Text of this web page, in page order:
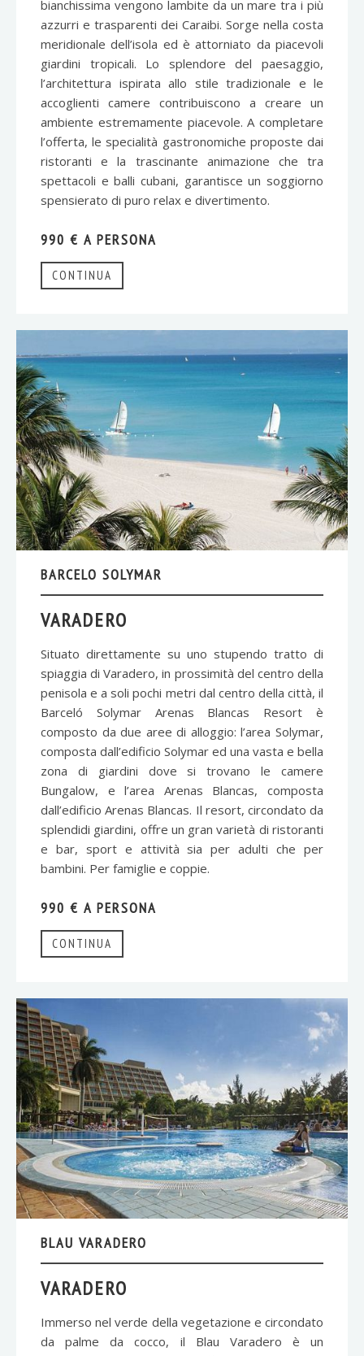
bianchissima vengono lambite da un mare tra i più
azzurri e trasparenti dei Caraibi. Sorge nella costa
meridionale dell’isola ed è attorniato da piacevoli
giardini tropicali. Lo splendore del paesaggio,
l’architettura ispirata allo stile tradizionale e le
accoglienti camere contribuiscono a creare un
ambiente estremamente piacevole. A completare
l’offerta, le specialità gastronomiche proposte dai
ristoranti e la trascinante animazione che tra
spettacoli e balli cubani, garantisce un soggiorno
spensierato di puro relax e divertimento.
990 € A PERSONA
CONTINUA
BARCELO SOLYMAR
VARADERO
Situato direttamente su uno stupendo tratto di
spiaggia di Varadero, in prossimità del centro della
penisola e a soli pochi metri dal centro della città, il
Barceló Solymar Arenas Blancas Resort è
composto da due aree di alloggio: l’area Solymar,
composta dall’edificio Solymar ed una vasta e bella
zona di giardini dove si trovano le camere
Bungalow, e l’area Arenas Blancas, composta
dall’edificio Arenas Blancas. Il resort, circondato da
splendidi giardini, offre un gran varietà di ristoranti
e bar, sport e attività sia per adulti che per
bambini. Per famiglie e coppie.
990 € A PERSONA
CONTINUA
BLAU VARADERO
VARADERO
Immerso nel verde della vegetazione e circondato
da palme da cocco, il Blau Varadero è un